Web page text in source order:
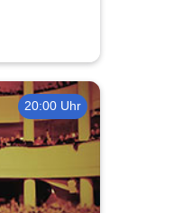
Volta
20:00 Uhr